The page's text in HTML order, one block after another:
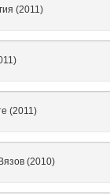
(2011)
(2011)
(2010)